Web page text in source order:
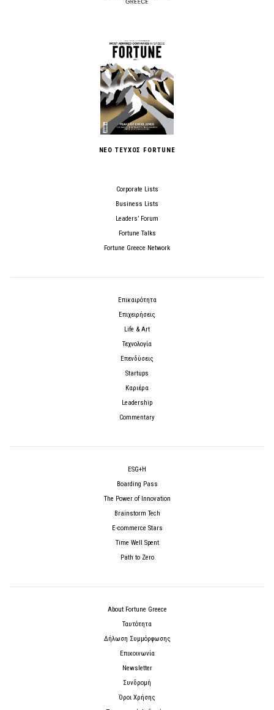
ΝΕΟ ΤΕΥΧΟΣ FORTUNE
Corporate Lists
Business Lists
Leaders’ Forum
Fortune Talks
Fortune Greece Network
Επικαιρότητα
Επιχειρήσεις
Life & Art
Τεχνολογία
Επενδύσεις
Startups
Καριέρα
Leadership
Commentary
ESG+H
Boarding Pass
The Power of Innovation
Brainstorm Tech
E-commerce Stars
Time Well Spent
Path to Zero
About Fortune Greece
Ταυτότητα
Δήλωση Συμμόρφωσης
Επικοινωνία
Newsletter
Συνδρομή
Όροι Χρήσης